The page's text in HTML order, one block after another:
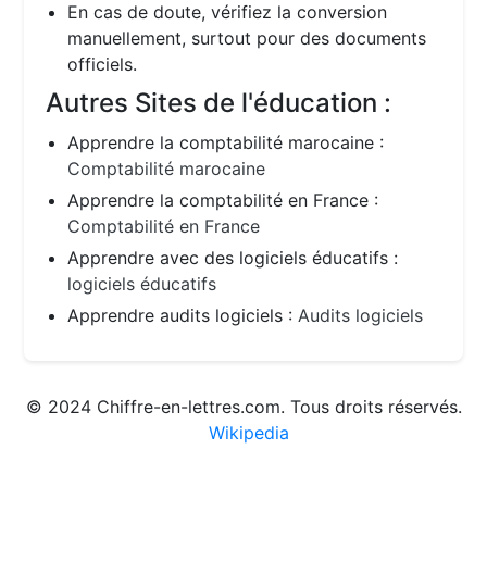
En cas de doute, vérifiez la conversion
manuellement, surtout pour des documents
officiels.
Autres Sites de l'éducation :
Apprendre la comptabilité marocaine :
Comptabilité marocaine
Apprendre la comptabilité en France :
Comptabilité en France
Apprendre avec des logiciels éducatifs :
logiciels éducatifs
Apprendre audits logiciels :Audits logiciels
© 2024 Chiffre-en-lettres.com. Tous droits réservés.
Wikipedia